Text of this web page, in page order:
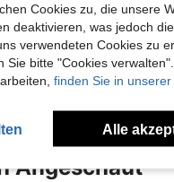
Angeschaut
Cookies zu, die unsere
deaktivieren, was jedoch
verwendeten Cookies zu
Sie bitte "Cookies
finden Sie in
Alle